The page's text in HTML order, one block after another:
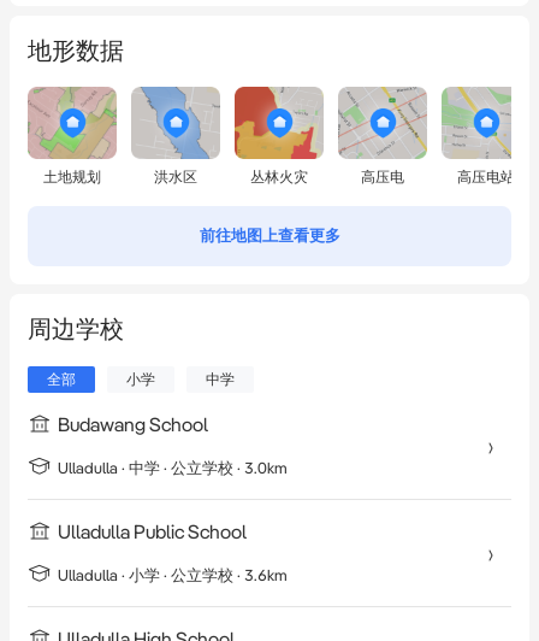
地形数据
土地规划 洪水区 丛林火灾 高压电 高压电站
前往地图上查看更多
周边学校
全部 小学 中学
Budawang School
Ulladulla · 中学 · 公立学校 · 3.0km
Ulladulla Public School
Ulladulla · 小学 · 公立学校 · 3.6km